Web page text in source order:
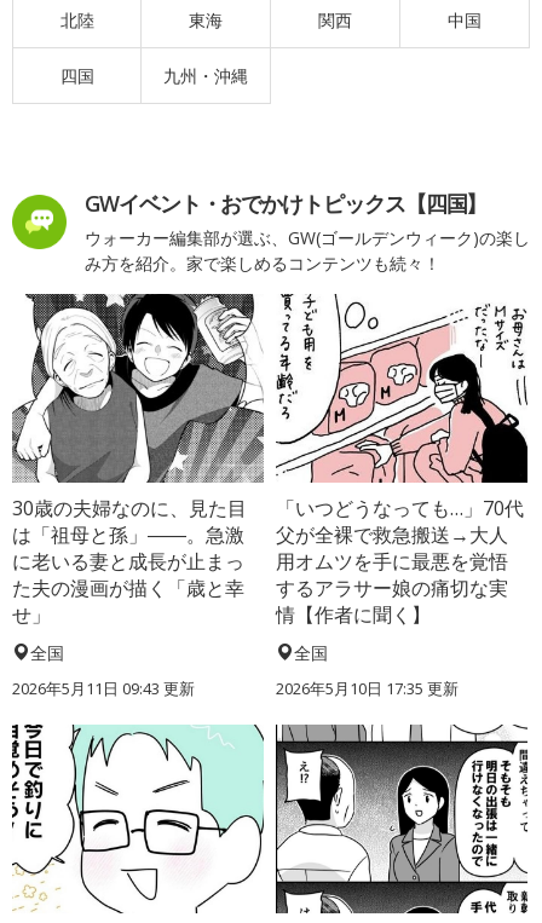
北陸 東海 関西 中国
四国 九州・沖縄
GWイベント・おでかけトピックス【四国】
ウォーカー編集部が選ぶ、GW(ゴールデンウィーク)の楽し
み方を紹介。家で楽しめるコンテンツも続々！
30歳の夫婦なのに、見た目
は「祖母と孫」――。急激
に老いる妻と成長が止まっ
た夫の漫画が描く「歳と幸
せ」
全国
2026年5月11日 09:43 更新
「いつどうなっても…」70代
父が全裸で救急搬送→大人
用オムツを手に最悪を覚悟
するアラサー娘の痛切な実
情【作者に聞く】
全国
2026年5月10日 17:35 更新